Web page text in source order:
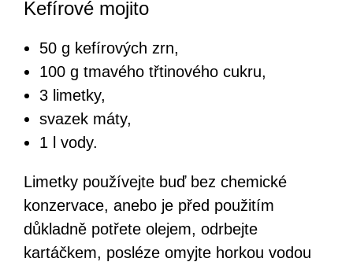
Kefírové mojito
50 g kefírových zrn,
100 g tmavého třtinového cukru,
3 limetky,
svazek máty,
1 l vody.
Limetky používejte buď bez chemické
konzervace, anebo je před použitím
důkladně potřete olejem, odrbejte
kartáčkem, posléze omyjte horkou vodou